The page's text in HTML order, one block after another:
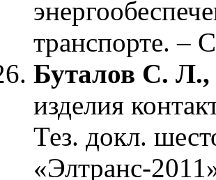
транспорте.
Буталов С.
изделия
Тез. докл.
«Элтранс-